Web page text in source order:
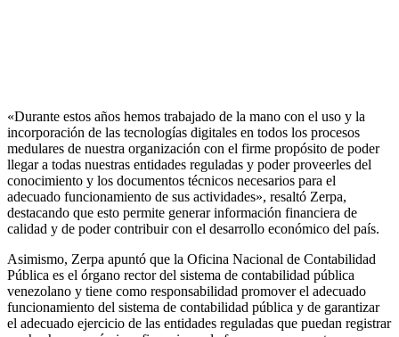
«Durante estos años hemos trabajado de la mano con el uso y la
incorporación de las tecnologías digitales en todos los procesos
medulares de nuestra organización con el firme propósito de poder
llegar a todas nuestras entidades reguladas y poder proveerles del
conocimiento y los documentos técnicos necesarios para el
adecuado funcionamiento de sus actividades», resaltó Zerpa,
destacando que esto permite generar información financiera de
calidad y de poder contribuir con el desarrollo económico del país.
Asimismo, Zerpa apuntó que la Oficina Nacional de Contabilidad
Pública es el órgano rector del sistema de contabilidad pública
venezolano y tiene como responsabilidad promover el adecuado
funcionamiento del sistema de contabilidad pública y de garantizar
el adecuado ejercicio de las entidades reguladas que puedan registrar